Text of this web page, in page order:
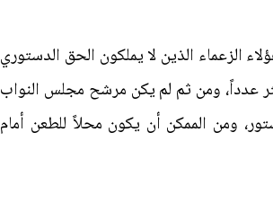
الزعماء الذين لا يملكون الحق الدستوري
عدداً، ومن ثم لم يكن مرشح مجلس النواب
ومن الممكن أن يكون محلاً للطعن أمام